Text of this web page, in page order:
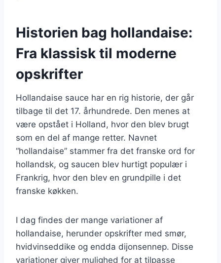
Historien bag hollandaise:
Fra klassisk til moderne
opskrifter
Hollandaise sauce har en rig historie, der går
tilbage til det 17. århundrede. Den menes at
være opstået i Holland, hvor den blev brugt
som en del af mange retter. Navnet
“hollandaise” stammer fra det franske ord for
hollandsk, og saucen blev hurtigt populær i
Frankrig, hvor den blev en grundpille i det
franske køkken.
I dag findes der mange variationer af
hollandaise, herunder opskrifter med smør,
hvidvinseddike og endda dijonsennep. Disse
variationer giver mulighed for at tilpasse